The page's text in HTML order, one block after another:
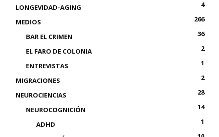
LONGEVIDAD-AGING
4
MEDIOS
266
BAR EL CRIMEN
36
EL FARO DE COLONIA
2
ENTREVISTAS
1
MIGRACIONES
2
NEUROCIENCIAS
28
NEUROCOGNICIÓN
14
ADHD
1